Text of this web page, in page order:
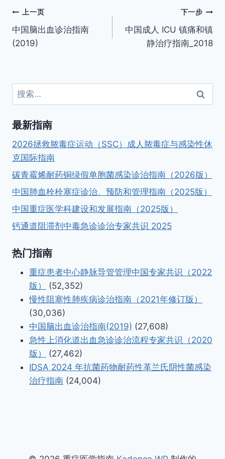
文
章
上一页
中国脑出血诊治指南
(2019)
下一步
中国成人 ICU 镇痛和镇
静治疗指南_2018
搜
索：
最新指南
2026拯救脓毒症运动（SSC）成人脓毒症与感染性休
克国际指南
碳青霉烯耐药铜绿假单胞菌感染诊治指南（2026版）
中国肺血栓栓塞症诊治、预防和管理指南（2025版）
中国重症医学科建设和发展指南（2025版）
钙通道阻滞剂中毒急诊诊治专家共识 2025
热门指南
重症患者中心静脉导管管理中国专家共识（2022
版）
(52,352)
慢性阻塞性肺疾病诊治指南（2021年修订版）
(30,036)
中国脑出血诊治指南(2019) (27,608)
急性上消化道出血急诊诊治流程专家共识（2020
版）
(27,462)
IDSA 2024 年抗菌药物耐药性革兰氏阴性菌感染
治疗指南 (24,004)